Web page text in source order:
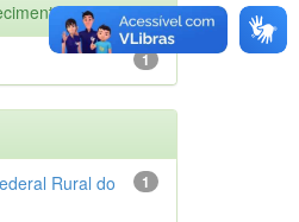
1
1
Rural do